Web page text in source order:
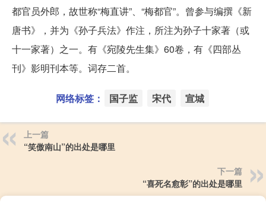
都官员外郎，故世称“梅直讲”、“梅都官”。曾参与编撰《新
唐书》，并为《孙子兵法》作注，所注为孙子十家著（或
十一家著）之一。有《宛陵先生集》60卷，有《四部丛
刊》影明刊本等。词存二首。
网络标签： 国子监 宋代 宣城
上一篇
“笑傲南山”的出处是哪里
下一篇
“喜死名愈彰”的出处是哪里